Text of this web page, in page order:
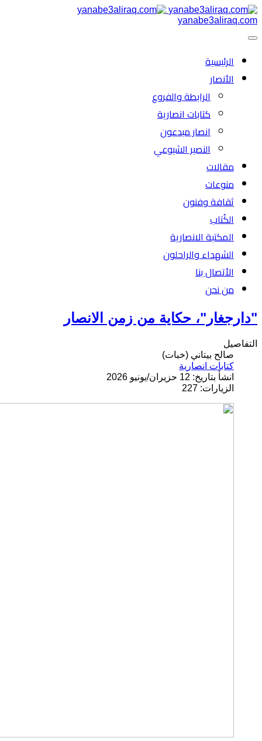
yanabe3aliraq.com
الرئیسية
الأنصار
الرابطة والفروع
كتابات انصارية
انصار مبدعون
النصیر الشیوعي
مقالات
منوعات
ثقافة وفنون
الكُتاب
المكتبة الانصارية
الشهداء والراحلون
الأتصال بنا
من نحن
"دارجغار"، حكاية من زمن الانصار
التفاصيل
صالح بيتاني (خبات)
كتابات انصارية
انشأ بتاريخ: 12 حزيران/يونيو 2026
الزيارات: 227